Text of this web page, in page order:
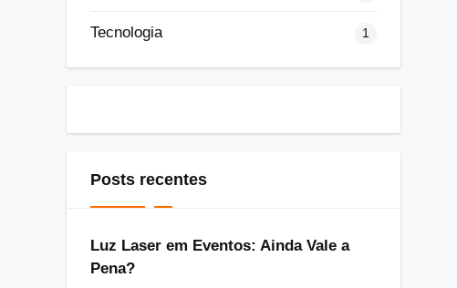
Tecnologia 1
Posts recentes
Luz Laser em Eventos: Ainda Vale a
Pena?